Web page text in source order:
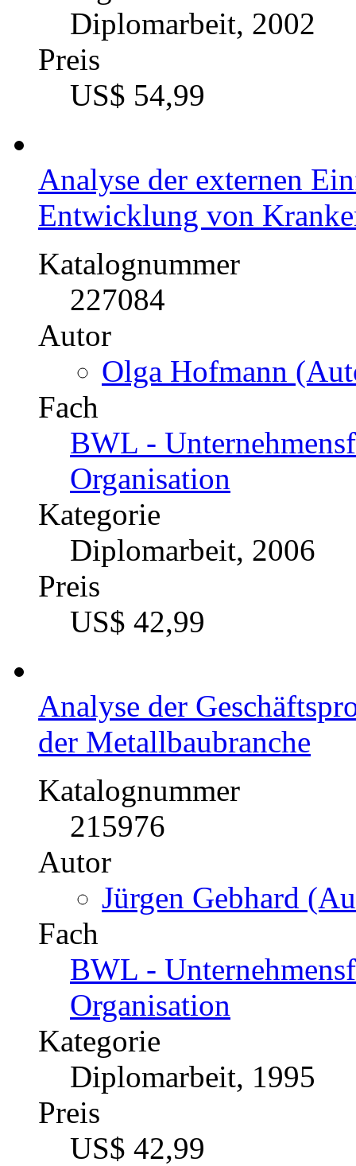
Diplomarbeit, 2002
Preis
US$ 54,99
Analyse der externen
Entwicklung von
Katalognummer
227084
Autor
Olga Hofmann
Fach
BWL -
Organisation
Kategorie
Diplomarbeit, 2006
Preis
US$ 42,99
Analyse der
der Metallbaubranche
Katalognummer
215976
Autor
Jürgen Gebhard
Fach
BWL -
Organisation
Kategorie
Diplomarbeit, 1995
Preis
US$ 42,99